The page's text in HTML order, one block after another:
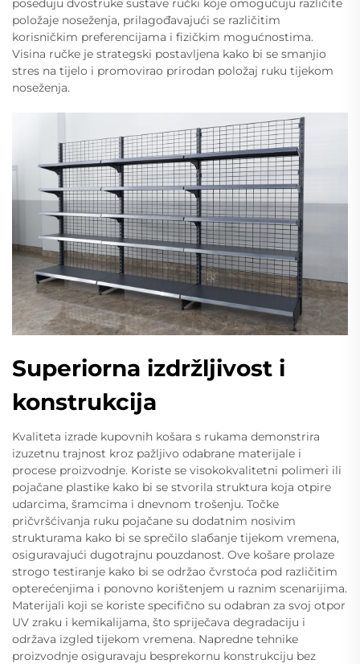
položaje noseženja, prilagođavajući se različitim
korisničkim preferencijama i fizičkim mogućnostima.
Visina ručke je strategski postavljena kako bi se smanjio
stres na tijelo i promovirao prirodan položaj ruku tijekom
noseženja.
Superiorna izdržljivost i
konstrukcija
Kvaliteta izrade kupovnih košara s rukama demonstrira
izuzetnu trajnost kroz pažljivo odabrane materijale i
procese proizvodnje. Koriste se visokokvalitetni polimeri ili
pojačane plastike kako bi se stvorila struktura koja otpire
udarcima, šramcima i dnevnom trošenju. Točke
pričvršćivanja ruku pojačane su dodatnim nosivim
strukturama kako bi se sprečilo slабanje tijekom vremena,
osiguravajući dugotrajnu pouzdanost. Ove košare prolaze
strogo testiranje kako bi se održao čvrstoća pod različitim
opterećenjima i ponovno korištenjem u raznim scenarijima.
Materijali koji se koriste specifično su odabran za svoj otpor
UV zraku i kemikalijama, što spriječava degradaciju i
održava izgled tijekom vremena. Napredne tehnike
proizvodnje osiguravaju besprekornu konstrukciju bez